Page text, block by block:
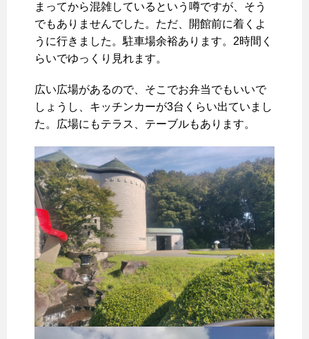
まってから混雑しているという噂ですが、そう
でもありませんでした。ただ、開館前に着くよ
うに行きました。駐車場余裕あります。2時間く
らいでゆっくり見れます。
広い広場があるので、そこでお弁当でもいいで
しょうし、キッチンカーが3台くらい出ていまし
た。広場にもテラス、テーブルもあります。